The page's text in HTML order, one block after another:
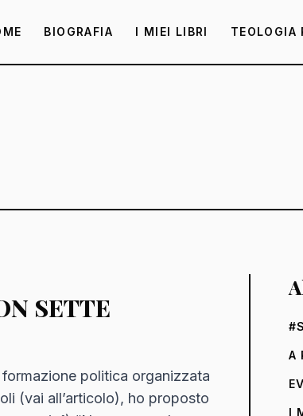
BIOGRAFIA I MIEI LIBRI TEOLOGIA
SETTE
politica organizzata
(vai all’articolo), ho proposto
A
I